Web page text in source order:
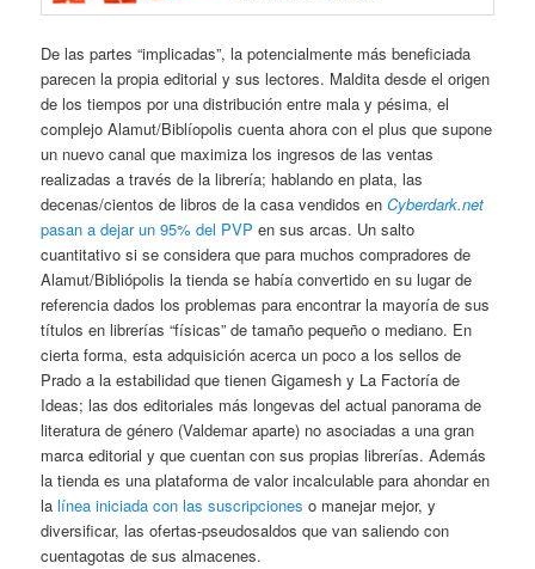
De las partes “implicadas”, la potencialmente más beneficiada
parecen la propia editorial y sus lectores. Maldita desde el origen
de los tiempos por una distribución entre mala y pésima, el
complejo Alamut/Biblíopolis cuenta ahora con el plus que supone
un nuevo canal que maximiza los ingresos de las ventas
realizadas a través de la librería; hablando en plata, las
decenas/cientos de libros de la casa vendidos enCyberdark.net
pasan a dejar un 95% del PVP en sus arcas. Un salto
cuantitativo si se considera que para muchos compradores de
Alamut/Bibliópolis la tienda se había convertido en su lugar de
referencia dados los problemas para encontrar la mayoría de sus
títulos en librerías “físicas” de tamaño pequeño o mediano. En
cierta forma, esta adquisición acerca un poco a los sellos de
Prado a la estabilidad que tienen Gigamesh y La Factoría de
Ideas; las dos editoriales más longevas del actual panorama de
literatura de género (Valdemar aparte) no asociadas a una gran
marca editorial y que cuentan con sus propias librerías. Además
la tienda es una plataforma de valor incalculable para ahondar en
lalínea iniciada con las suscripciones o manejar mejor, y
diversificar, las ofertas-pseudosaldos que van saliendo con
cuentagotas de sus almacenes.